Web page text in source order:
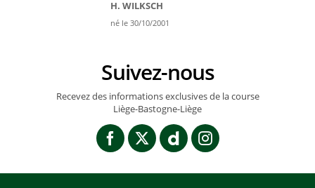
H. WILKSCH
né le 30/10/2001
Suivez-nous
Recevez des informations exclusives de la course
Liège-Bastogne-Liège